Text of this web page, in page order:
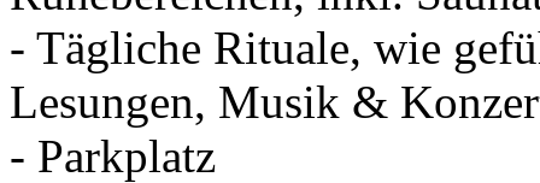
- Tägliche Rituale, wie
Lesungen, Musik &
- Parkplatz